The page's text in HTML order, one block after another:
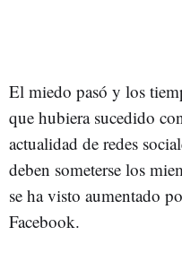
El miedo pasó y los
que hubiera sucedido
actualidad de redes
deben someterse los
se ha visto aumentado
Facebook.